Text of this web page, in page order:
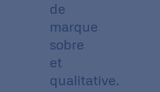
de
marque
sobre
et
qualitative.